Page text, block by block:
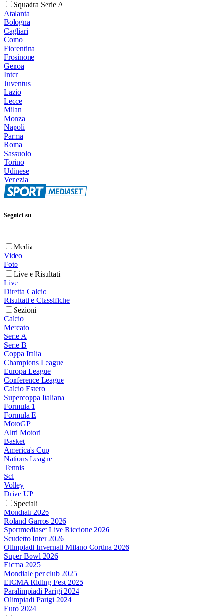
Squadra Serie A
Atalanta
Bologna
Cagliari
Como
Fiorentina
Frosinone
Genoa
Inter
Juventus
Lazio
Lecce
Milan
Monza
Napoli
Parma
Roma
Sassuolo
Torino
Udinese
Venezia
Seguici su
Media
Video
Foto
Live e Risultati
Live
Diretta Calcio
Risultati e Classifiche
Sezioni
Calcio
Mercato
Serie A
Serie B
Coppa Italia
Champions League
Europa League
Conference League
Calcio Estero
Supercoppa Italiana
Formula 1
Formula E
MotoGP
Altri Motori
Basket
America's Cup
Nations League
Tennis
Sci
Volley
Drive UP
Speciali
Mondiali 2026
Roland Garros 2026
Sportmediaset Live Riccione 2026
Scudetto Inter 2026
Olimpiadi Invernali Milano Cortina 2026
Super Bowl 2026
Eicma 2025
Mondiale per club 2025
EICMA Riding Fest 2025
Paralimpiadi Parigi 2024
Olimpiadi Parigi 2024
Euro 2024